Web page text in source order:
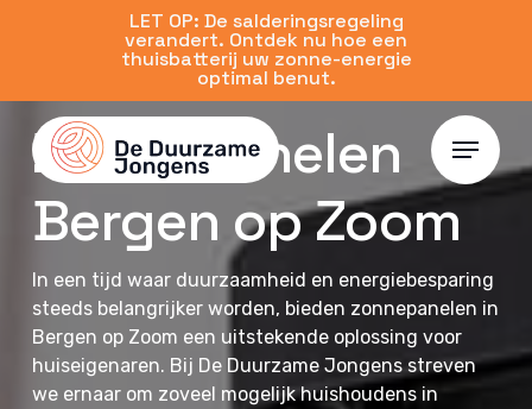
content
LET OP: De salderingsregeling
verandert. Ontdek nu hoe een
thuisbatterij uw zonne-energie
optimal benut.
Menu
Zonnepanelen
Bergen op Zoom
In een tijd waar duurzaamheid en energiebesparing
steeds belangrijker worden, bieden zonnepanelen in
Bergen op Zoom een uitstekende oplossing voor
huiseigenaren. Bij De Duurzame Jongens streven
we ernaar om zoveel mogelijk huishoudens in